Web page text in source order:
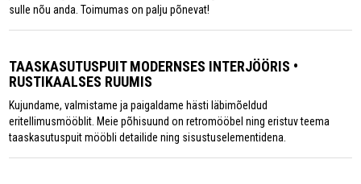
sulle nõu anda. Toimumas on palju põnevat!
TAASKASUTUSPUIT MODERNSES INTERJÖÖRIS •
RUSTIKAALSES RUUMIS
Kujundame, valmistame ja paigaldame hästi läbimõeldud
eritellimusmööblit. Meie põhisuund on retromööbel ning eristuv teema
taaskasutuspuit mööbli detailide ning sisustuselementidena.